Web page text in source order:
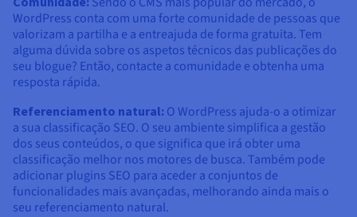
WordPress conta com uma forte comunidade de pessoas que
valorizam a partilha e a entreajuda de forma gratuita. Tem
alguma dúvida sobre os aspetos técnicos das publicações do
seu blogue? Então, contacte a comunidade e obtenha uma
resposta rápida.
Referenciamento natural: O WordPress ajuda-o a otimizar
a sua classificação SEO. O seu ambiente simplifica a gestão
dos seus conteúdos, o que significa que irá obter uma
classificação melhor nos motores de busca. Também pode
adicionar plugins SEO para aceder a conjuntos de
funcionalidades mais avançadas, melhorando ainda mais o
seu referenciamento natural.